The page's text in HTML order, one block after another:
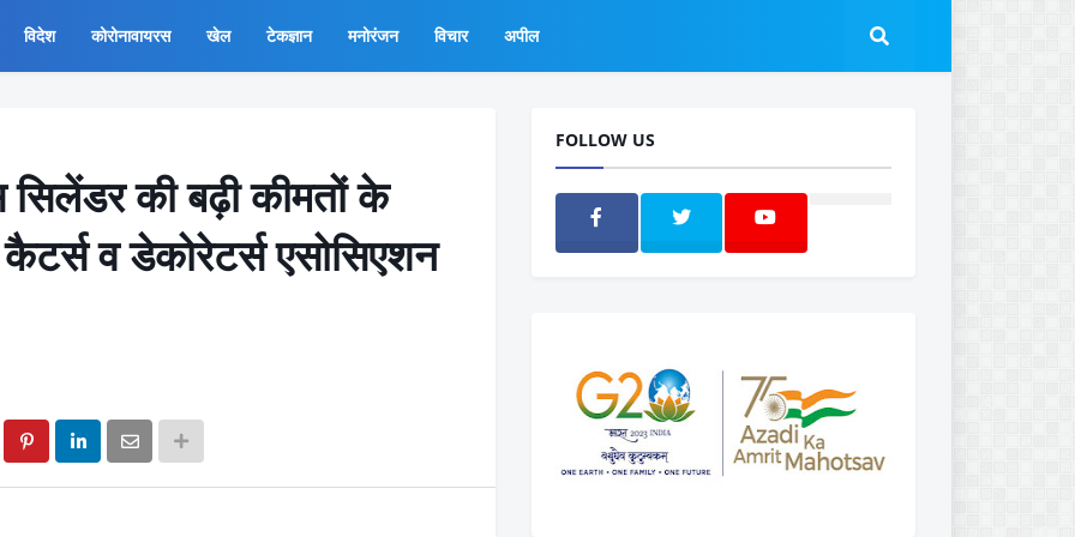
विदेश कोरोनावायरस खेल टेकज्ञान मनोरंजन विचार अपील
की बढ़ी कीमतों के
व डेकोरेटर्स एसोसिएशन
FOLLOW US